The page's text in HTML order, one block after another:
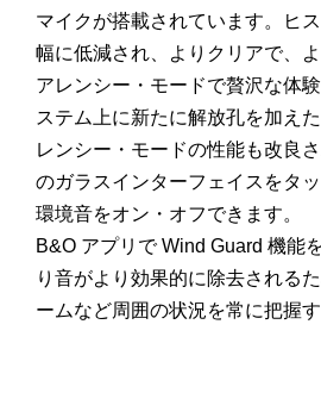
マイクが搭載されています。ヒ
幅に低減され、よりクリアで、
アレンシー・モードで贅沢な体験
ステム上に新たに解放孔を加え
レンシー・モードの性能も改良
のガラスインターフェイスをタ
環境音をオン・オフできます。
B&O アプリで Wind Guard 機能
り音がより効果的に除去される
ームなど周囲の状況を常に把握